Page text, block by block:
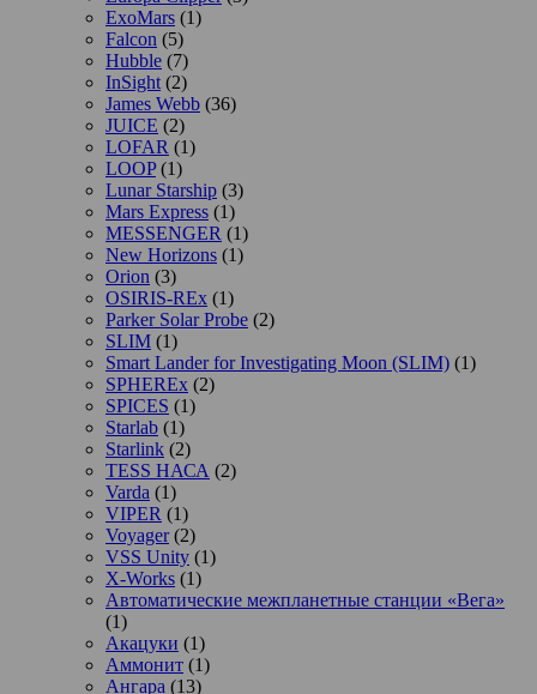
ExoMars (1)
Falcon (5)
Hubble (7)
InSight (2)
James Webb (36)
JUICE (2)
LOFAR (1)
LOOP(1)
Lunar Starship (3)
Mars Express (1)
MESSENGER (1)
New Horizons (1)
Orion (3)
OSIRIS-REx (1)
Parker Solar Probe (2)
SLIM (1)
Smart Lander for Investigating Moon (SLIM) (1)
SPHEREx (2)
SPICES (1)
Starlab (1)
Starlink (2)
TESS НАСА (2)
Varda (1)
VIPER (1)
Voyager(2)
VSS Unity (1)
X-Works (1)
Автоматические межпланетные станции «Вега»
(1)
Акацуки (1)
Аммонит (1)
Ангара (13)